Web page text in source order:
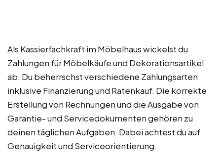
Als Kassierfachkraft im Möbelhaus wickelst du
Zahlungen für Möbelkäufe und Dekorationsartikel
ab. Du beherrschst verschiedene Zahlungsarten
inklusive Finanzierung und Ratenkauf. Die korrekte
Erstellung von Rechnungen und die Ausgabe von
Garantie- und Servicedokumenten gehören zu
deinen täglichen Aufgaben. Dabei achtest du auf
Genauigkeit und Serviceorientierung.